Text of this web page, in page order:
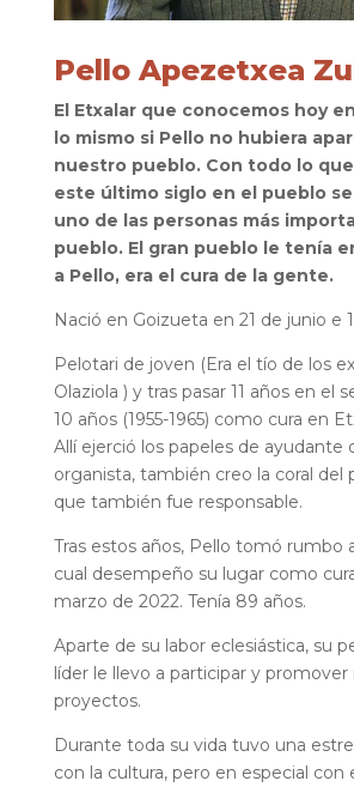
Pello Apezetxea
El Etxalar que conocemos hoy
lo mismo si Pello no hubiera
nuestro pueblo. Con todo lo
este último siglo en el pueblo
uno de las personas más
pueblo. El gran pueblo le tenía
a Pello, era el cura de la gente.
Nació en Goizueta en 21 de junio e
Pelotari de joven (Era el tío de los
Olaziola ) y tras pasar 11 años en el
10 años (1955-1965) como cura en
Allí ejerció los papeles de ayudante
organista, también creo la coral del
que también fue responsable.
Tras estos años, Pello tomó rumbo
cual desempeño su lugar como
marzo de 2022. Tenía 89 años.
Aparte de su labor eclesiástica, su
líder le llevo a participar y
proyectos.
Durante toda su vida tuvo una
con la cultura, pero en especial con